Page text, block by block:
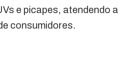
e picapes, atendendo a
consumidores.